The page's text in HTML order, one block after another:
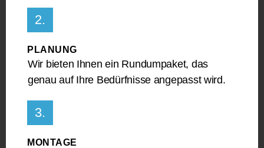
2.
PLANUNG
Wir bieten Ihnen ein Rundumpaket, das
genau auf Ihre Bedürfnisse angepasst wird.
3.
MONTAGE